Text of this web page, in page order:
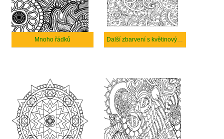
Mnoho řádků Další zbarvení s květinovým vzorem jako z Indie